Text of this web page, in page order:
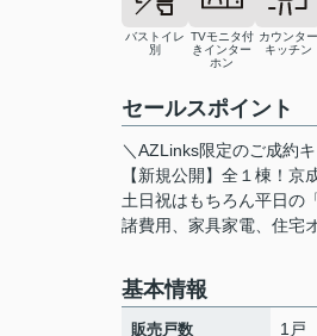
バストイレ
別
TVモニタ付
きインター
ホン
カウンター
キッチン
セールスポイント
＼AZLinks限定のご成約
【新規公開】全１棟！
土日祝はもちろん平日の
諸費用、家具家電、住宅
基本情報
販売戸数 1戸